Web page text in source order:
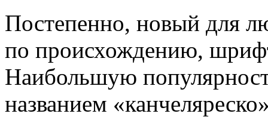
Постепенно, новый для
по происхождению,
Наибольшую
названием